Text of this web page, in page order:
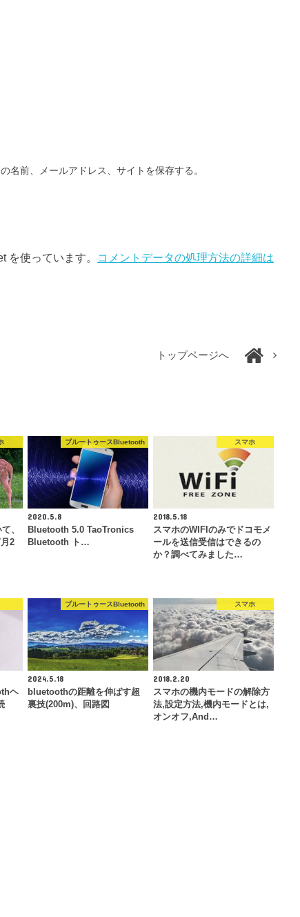
名前、メールアドレス、サイトを保存する。
を使っています。 コメントデータの処理方法の詳細は
トップページへ
、
2
ブルートゥースBluetooth
2020.5.8
Bluetooth 5.0 TaoTronics
Bluetooth ト…
スマホ
2018.5.18
スマホのWIFIのみでドコモメ
ールを送信受信はできるの
か？調べてみました…
ヘ
ブルートゥースBluetooth
2024.5.18
bluetoothの距離を伸ばす超
裏技(200m)、回路図
スマホ
2018.2.20
スマホの機内モードの解除方
法,設定方法,機内モードとは,
オンオフ,And…